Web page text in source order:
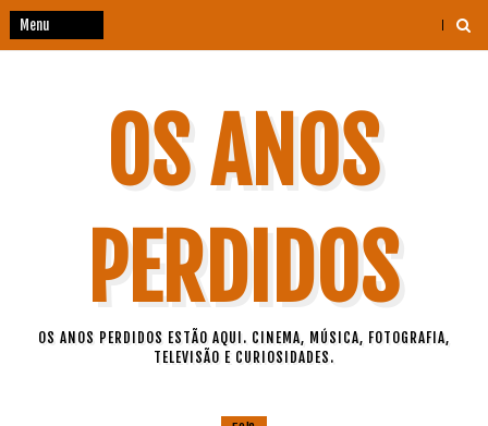
OS ANOS
PERDIDOS
OS ANOS PERDIDOS ESTÃO AQUI. CINEMA, MÚSICA, FOTOGRAFIA,
TELEVISÃO E CURIOSIDADES.